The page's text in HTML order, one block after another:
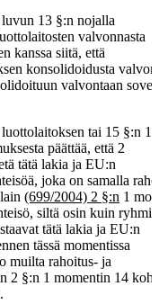
13 §:n nojalla
valvonnasta
kanssa siitä, että
konsolidoidusta
valvontaan
tai 15 §:n 1
päättää, että 2
tätä lakia ja EU:n
joka on samalla
(699/2004) 2 §:n 1
siltä osin kuin
tätä lakia ja EU:n
tässä momentissa
muilta rahoitus- ja
2 §:n 1 momentin 14